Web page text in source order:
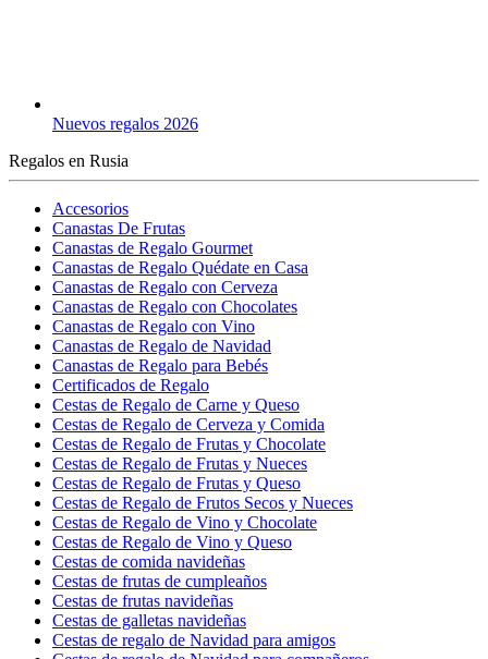
Nuevos regalos 2026
Regalos en Rusia
Accesorios
Canastas De Frutas
Canastas de Regalo Gourmet
Canastas de Regalo Quédate en Casa
Canastas de Regalo con Cerveza
Canastas de Regalo con Chocolates
Canastas de Regalo con Vino
Canastas de Regalo de Navidad
Canastas de Regalo para Bebés
Certificados de Regalo
Cestas de Regalo de Carne y Queso
Cestas de Regalo de Cerveza y Comida
Cestas de Regalo de Frutas y Chocolate
Cestas de Regalo de Frutas y Nueces
Cestas de Regalo de Frutas y Queso
Cestas de Regalo de Frutos Secos y Nueces
Cestas de Regalo de Vino y Chocolate
Cestas de Regalo de Vino y Queso
Cestas de comida navideñas
Cestas de frutas de cumpleaños
Cestas de frutas navideñas
Cestas de galletas navideñas
Cestas de regalo de Navidad para amigos